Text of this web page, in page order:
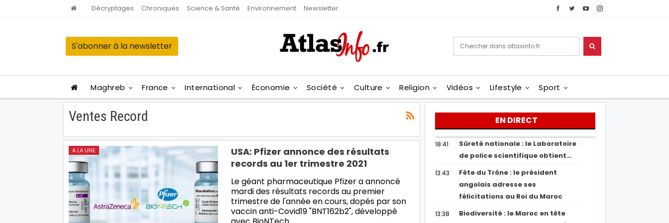
Décryptages Chroniques Science & Santé Environnement Newsletter
S'abonner à la newsletter
Maghreb France International Économie Société Culture Religion Vidéos Lifestyle Sport
Ventes Record
A LA UNE
USA: Pfizer annonce des résultats
records au 1er trimestre 2021
Le géant pharmaceutique Pfizer a annoncé
mardi des résultats records au premier
trimestre de l'année en cours, dopés par son
vaccin anti-Covid19 "BNT162b2", développé
EN DIRECT
18:41
Sûreté nationale : le Laboratoire
de police scientifique obtient…
13:43
Fête du Trône : le président
angolais adresse ses
félicitations au Roi du Maroc
13:38
Biodiversité : le Maroc en tête